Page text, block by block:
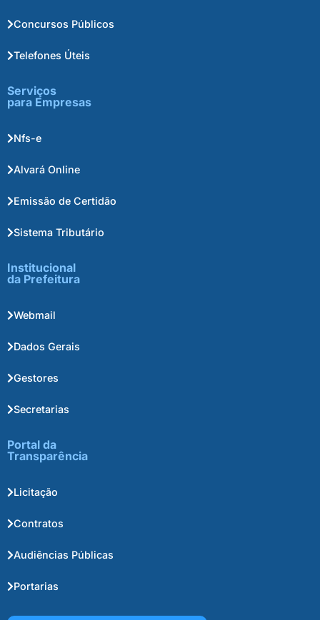
Concursos Públicos
Telefones Úteis
Serviços
para Empresas
Nfs-e
Alvará Online
Emissão de Certidão
Sistema Tributário
Institucional
da Prefeitura
Webmail
Dados Gerais
Gestores
Secretarias
Portal da
Transparência
Licitação
Contratos
Audiências Públicas
Portarias